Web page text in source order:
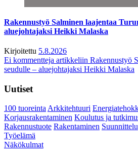
Rakennustyö Salminen laajentaa
aluejohtajaksi Heikki Malaska
Kirjoitettu 5.8.2026
Ei kommentteja artikkeliin Rakennustyö
seudulle – aluejohtajaksi Heikki Malaska
Uutiset
100 tuoreintaArkkitehtuuri
Korjausrakentaminen Koulutus ja
Rakennustuote Rakentaminen Suunnittelu
Työelämä
Näkökulmat